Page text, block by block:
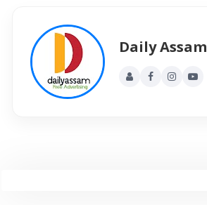
Daily Assam